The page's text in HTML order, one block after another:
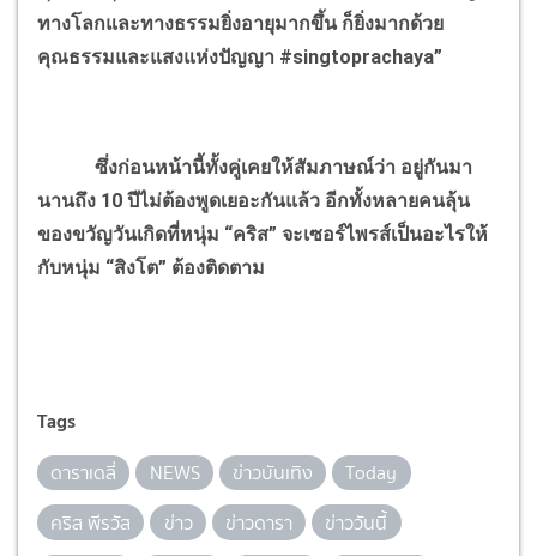
ทางโลกและทางธรรมยิ่งอายุมากขึ้น ก็ยิ่งมากด้วย
คุณธรรมและแสงแห่งปัญญา #singtoprachaya”
ซึ่งก่อนหน้านี้ทั้งคู่เคยให้สัมภาษณ์ว่า อยู่กันมา
นานถึง 10 ปีไม่ต้องพูดเยอะกันแล้ว อีกทั้งหลายคนลุ้น
ของขวัญวันเกิดที่หนุ่ม “คริส” จะเซอร์ไพรส์เป็นอะไรให้
กับหนุ่ม “สิงโต” ต้องติดตาม
Tags
ดาราเดลี่ NEWS ข่าวบันเทิง
Today
คริส พีรวัส
ข่าว ข่าวดารา
ข่าววันนี้